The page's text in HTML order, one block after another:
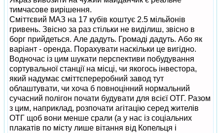
тимчасове вирішення.
Сміттєвий МАЗ на 17 кубів коштує 2.5 мільйонів
гривень. Звісно за раз стільки не виділиш, звісно в
борг прийдеться. Але дадуть. Громаді дадуть. Або як
варіант - оренда. Порахувати наскільки це вигідно.
Водночас із цим шукати перспективи побудування
сортувальної станції на місці, чи якогось інвестора,
який надумає сміттєпереробний завод тут
облаштувати, чи хоча б повноцінний нормальний
сучасний полігон почати будувати для всієї ОТГ. Разом
з цим, наприклад, розпочати агітацію серед жителів
ОТГ щоб вони менше срали (а у нас із соціальних
плакатів по місту лише вітання від Копельця і